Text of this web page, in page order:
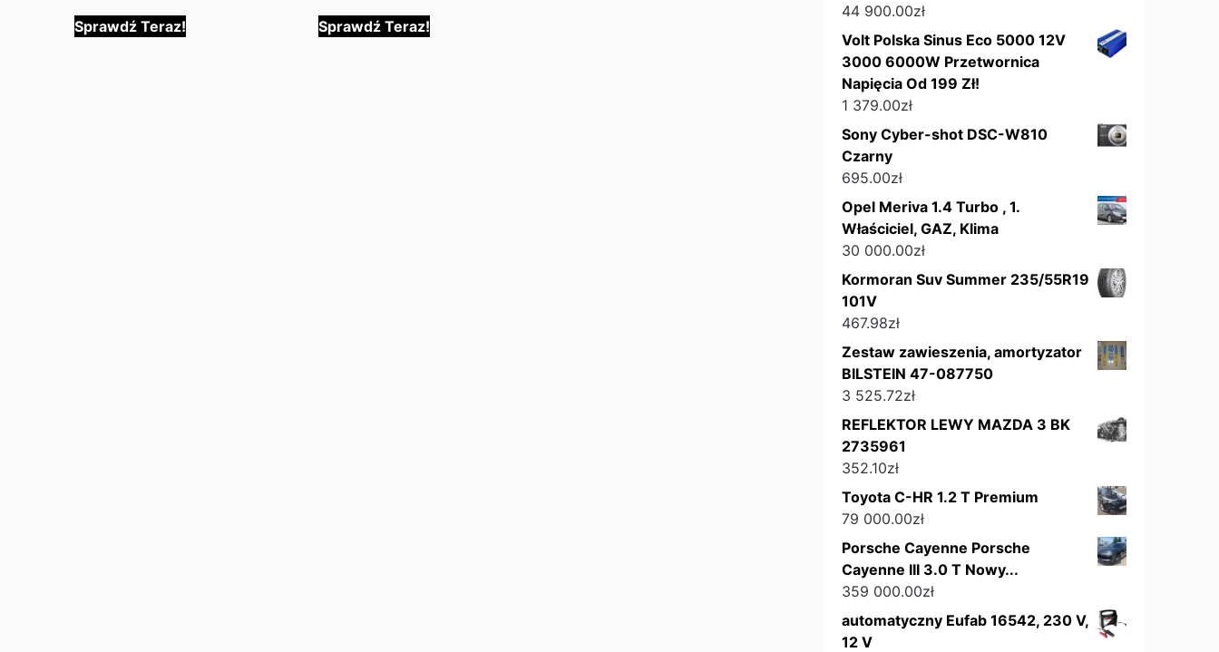
Sprawdź Teraz! Sprawdź Teraz!
44 900.00zł
Volt Polska Sinus Eco 5000 12V
3000 6000W Przetwornica
Napięcia Od 199 Zł!
1 379.00zł
Sony Cyber-shot DSC-W810
Czarny
695.00zł
Opel Meriva 1.4 Turbo , 1.
Właściciel, GAZ, Klima
30 000.00zł
Kormoran Suv Summer 235/55R19
101V
467.98zł
Zestaw zawieszenia, amortyzator
BILSTEIN 47-087750
3 525.72zł
REFLEKTOR LEWY MAZDA 3 BK
2735961
352.10zł
Toyota C-HR 1.2 T Premium
79 000.00zł
Porsche Cayenne Porsche
Cayenne III 3.0 T Nowy...
359 000.00zł
automatyczny Eufab 16542, 230 V,
12 V